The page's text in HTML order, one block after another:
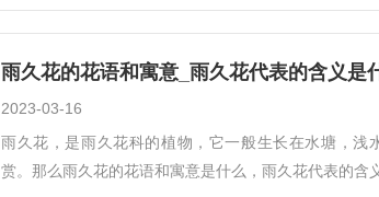
雨久花的花语和寓意_雨久花代表的含义是
2023-03-16
雨久花，是雨久花科的植物，它一般生长在水塘，浅
赏。那么雨久花的花语和寓意是什么，雨久花代表的含